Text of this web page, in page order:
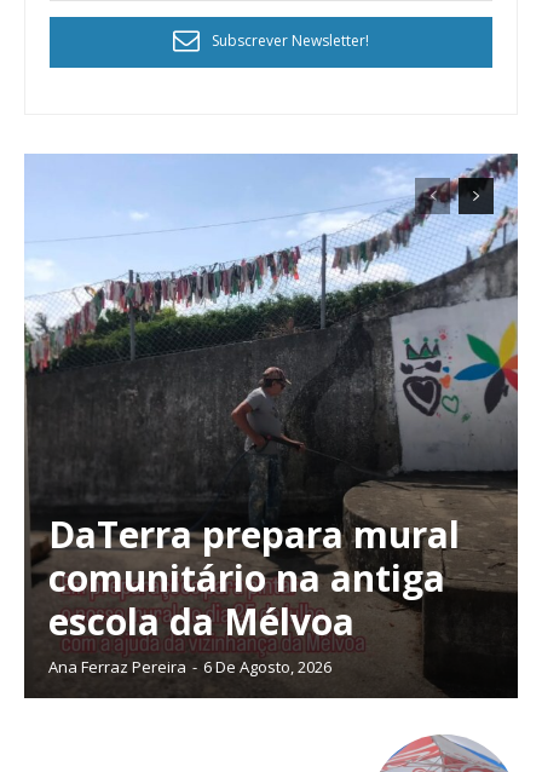
Planos de Assinatura
Faça-se assinante do Região de Cister e ajude-nos a manter este serviço
público!
Sendo assinante terá acesso a todos os conteúdos exclusivos e versões
digitais.
Escolha o plano de assinatura desejado:
ASSINATURA
IMPRESSA
32€
Subscrever Newsletter!
DaTerra prepara mural
comunitário na antiga
escola da Mélvoa
Ana Ferraz Pereira - 6 De Agosto, 2026